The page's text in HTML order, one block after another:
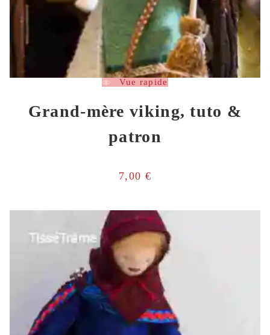
Vue rapide
Grand-mère viking, tuto &
patron
7,00 €